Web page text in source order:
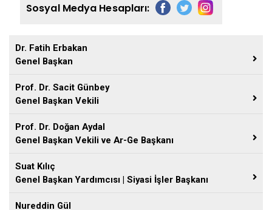
Sosyal Medya Hesapları:
Dr. Fatih Erbakan
Genel Başkan
Prof. Dr. Sacit Günbey
Genel Başkan Vekili
Prof. Dr. Doğan Aydal
Genel Başkan Vekili ve Ar-Ge Başkanı
Suat Kılıç
Genel Başkan Yardımcısı | Siyasi İşler Başkanı
Nureddin Gül